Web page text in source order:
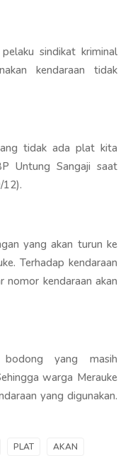
sindikat kriminal
kendaraan tidak
tidak ada plat kita
Untung Sangaji saat
12).
yang akan turun ke
Terhadap kendaraan
nomor kendaraan akan
yang masih
warga Merauke
yang digunakan.
PLAT
AKAN